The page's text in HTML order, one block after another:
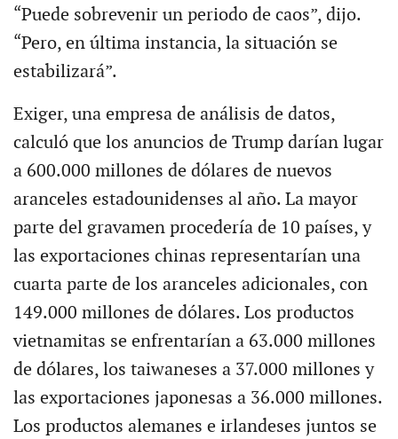
“Puede sobrevenir un periodo de caos”, dijo.
“Pero, en última instancia, la situación se
estabilizará”.
Exiger, una empresa de análisis de datos,
calculó que los anuncios de Trump darían lugar
a 600.000 millones de dólares de nuevos
aranceles estadounidenses al año. La mayor
parte del gravamen procedería de 10 países, y
las exportaciones chinas representarían una
cuarta parte de los aranceles adicionales, con
149.000 millones de dólares. Los productos
vietnamitas se enfrentarían a 63.000 millones
de dólares, los taiwaneses a 37.000 millones y
las exportaciones japonesas a 36.000 millones.
Los productos alemanes e irlandeses juntos se